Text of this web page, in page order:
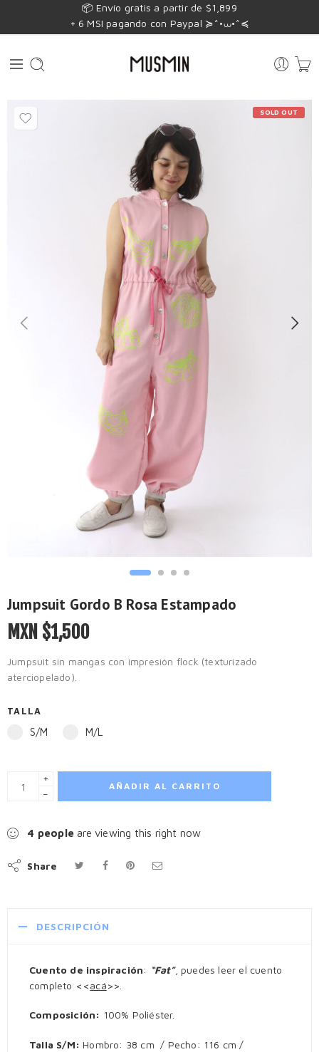
📦 Envío gratis a partir de $1,899
+ 6 MSI pagando con Paypal ≽^•⩊•^≼
SOLD OUT
Jumpsuit Gordo B Rosa Estampado
MXN $1,500
Jumpsuit sin mangas con impresión flock (texturizado
aterciopelado).
TALLA
S/M M/L
+
−
AÑADIR AL CARRITO
4 people are viewing this right now
Share
DESCRIPCIÓN
Cuento de inspiración: “Fat”, puedes leer el cuento
completo <<acá>>.
Composición: 100% Poliéster.
Talla S/M: Hombro: 38 cm / Pecho: 116 cm /